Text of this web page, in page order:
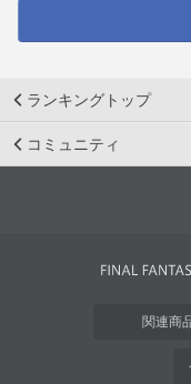
ランキングトップ
コミュニティ
関連商